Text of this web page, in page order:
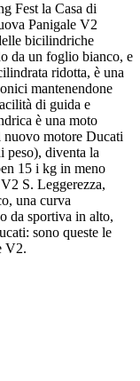
Fest la Casa di
Panigale V2
bicilindriche
da un foglio bianco, e
ridotta, è una
mantenendone
di guida e
è una moto
nuovo motore Ducati
peso), diventa la
15 i kg in meno
S. Leggerezza,
una curva
da sportiva in alto,
sono queste le
V2.